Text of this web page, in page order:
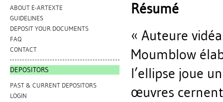
ABOUT E-ARTEXTE
GUIDELINES
DEPOSIT YOUR DOCUMENTS
FAQ
CONTACT
DEPOSITORS
PAST & CURRENT DEPOSITORS
LOGIN
Résumé
« Auteure
Moumblow
l’ellipse joue
œuvres